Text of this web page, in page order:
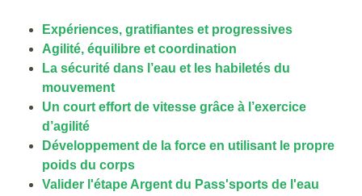
Expériences, gratifiantes et progressives
Agilité, équilibre et coordination
La sécurité dans l’eau et les habiletés du
mouvement
Un court effort de vitesse grâce à l’exercice
d’agilité
Développement de la force en utilisant le propre
poids du corps
Valider l'étape Argent du Pass'sports de l'eau